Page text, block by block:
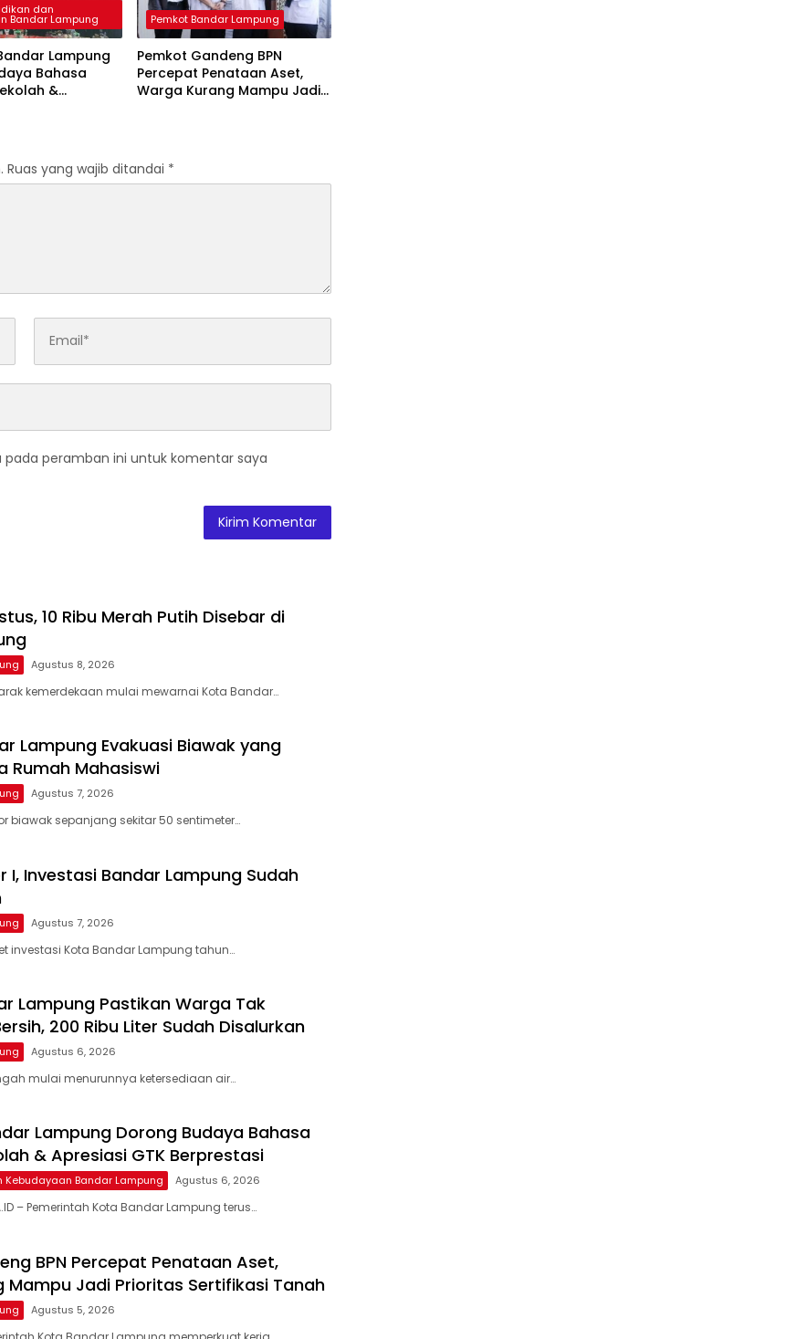
dan
Bandar Lampung
Lampung
Bahasa
&
Pemkot Bandar Lampung
Pemkot Gandeng BPN
Percepat Penataan Aset,
Warga Kurang Mampu Jadi
Ruas yang wajib ditandai *
peramban ini untuk komentar saya
10 Ribu Merah Putih Disebar di
Agustus 8, 2026
kemerdekaan mulai mewarnai Kota Bandar…
Lampung Evakuasi Biawak yang
Rumah Mahasiswi
Agustus 7, 2026
biawak sepanjang sekitar 50 sentimeter…
I, Investasi Bandar Lampung Sudah
Agustus 7, 2026
investasi Kota Bandar Lampung tahun…
Lampung Pastikan Warga Tak
200 Ribu Liter Sudah Disalurkan
Agustus 6, 2026
mulai menurunnya ketersediaan air…
Lampung Dorong Budaya Bahasa
& Apresiasi GTK Berprestasi
Kebudayaan Bandar Lampung Agustus 6, 2026
– Pemerintah Kota Bandar Lampung terus…
BPN Percepat Penataan Aset,
Mampu Jadi Prioritas Sertifikasi Tanah
Agustus 5, 2026